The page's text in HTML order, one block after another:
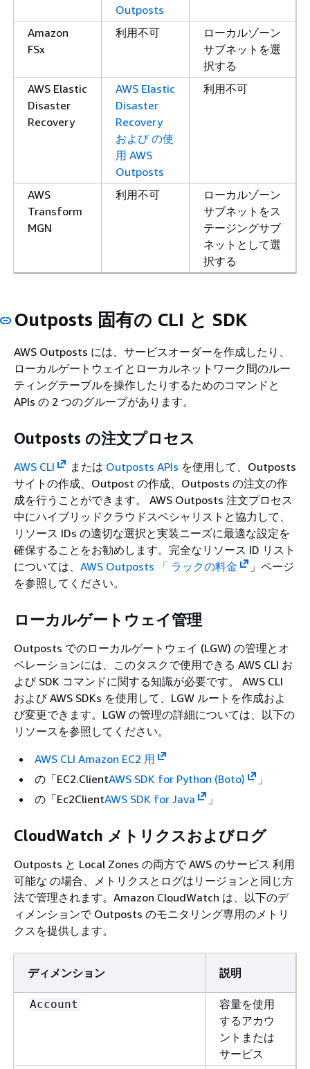
Outposts
Amazon
FSx
利用不可
ローカルゾーン
サブネットを選
択する
AWS Elastic
Disaster
Recovery
AWS Elastic
Disaster
Recovery
および の使
用 AWS
Outposts
利用不可
AWS
Transform
MGN
利用不可
ローカルゾーン
サブネットをス
テージングサブ
ネットとして選
択する
Outposts 固有の CLI と SDK
AWS Outposts には、サービスオーダーを作成したり、
ローカルゲートウェイとローカルネットワーク間のルー
ティングテーブルを操作したりするためのコマンドと
APIs の 2 つのグループがあります。
Outposts の注文プロセス
AWS CLI または Outposts APIs を使用して、Outposts
サイトの作成、Outpost の作成、Outposts の注文の作
成を行うことができます。 AWS Outposts 注文プロセス
中にハイブリッドクラウドスペシャリストと協力して、
リソース IDs の適切な選択と実装ニーズに最適な設定を
確保することをお勧めします。完全なリソース ID リスト
については、 AWS Outposts 「 ラックの料金
」ページ
を参照してください。
ローカルゲートウェイ管理
Outposts でのローカルゲートウェイ (LGW) の管理とオ
ペレーションには、このタスクで使用できる AWS CLI お
よび SDK コマンドに関する知識が必要です。 AWS CLI
および AWS SDKs を使用して、LGW ルートを作成およ
び変更できます。LGW の管理の詳細については、以下の
リソースを参照してください。
AWS CLI Amazon EC2 用
の「EC2.ClientAWS SDK for Python (Boto)
」
の「Ec2ClientAWS SDK for Java 」
CloudWatch メトリクスおよびログ
Outposts と Local Zones の両方で AWS のサービス 利用
可能な の場合、メトリクスとログはリージョンと同じ方
法で管理されます。Amazon CloudWatch は、以下のデ
ィメンションで Outposts のモニタリング専用のメトリ
クスを提供します。
ディメンション 説明
Account
容量を使用
するアカウ
ントまたは
サービス